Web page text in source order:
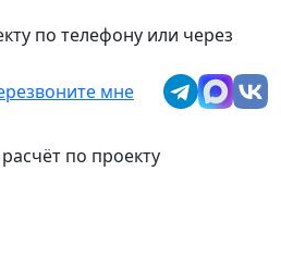
по телефону или через
мне
по проекту